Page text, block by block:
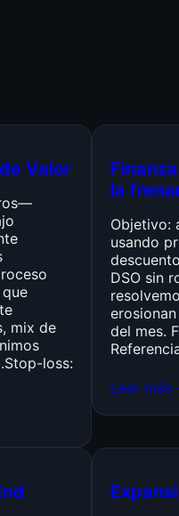
Valor
mix de
loss:
la
Objetivo:
usando
DSO sin
del mes.
Leer más